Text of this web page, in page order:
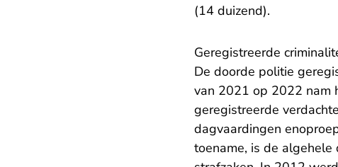
(14 duizend).
Geregistreerde
De doorde politie
van 2021 op 2022 nam
geregistreerde
dagvaardingen
toename, is de